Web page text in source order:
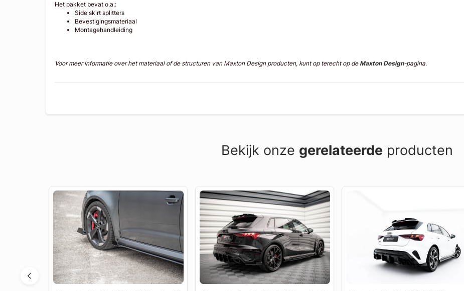
Het pakket bevat o.a.:
Side skirt splitters
Bevestigingsmateriaal
Montagehandleiding
Voor meer informatie over het materiaal of de structuren van Maxton Design producten, kunt op terecht op deMaxton Design-pagina.
Bekijk onze gerelateerde producten